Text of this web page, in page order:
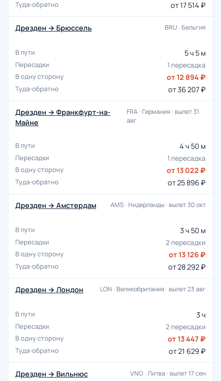
от 17 514 ₽
Дрезден → Брюссель BRU · Бельгия
5 ч 5 м
1 пересадка
от 12 894 ₽
от 36 207 ₽
Дрезден → Франкфурт-на-
Майне
FRA · Германия · вылет 31
авг
4 ч 50 м
1 пересадка
от 13 022 ₽
от 25 896 ₽
Дрезден → Амстердам AMS · Нидерланды · вылет 30 окт
3 ч 50 м
2 пересадки
от 13 126 ₽
от 28 292 ₽
Дрезден → Лондон LON · Великобритания · вылет 23 авг
3 ч
2 пересадки
от 13 447 ₽
от 21 629 ₽
Дрезден → Вильнюс VNO · Литва · вылет 17 сен